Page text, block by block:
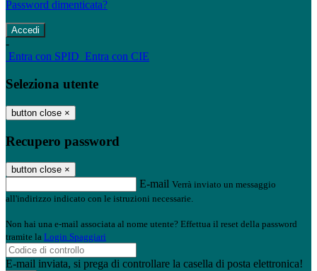
Password dimenticata?
-
Entra con SPID Entra con CIE
Seleziona utente
button close ×
Recupero password
button close ×
E-mail Verrà inviato un messaggio
all'indirizzo indicato con le istruzioni necessarie.
Non hai una e-mail associata al nome utente? Effettua il reset della password
tramite la Login Spaggiari
E-mail inviata, si prega di controllare la casella di posta elettronica!